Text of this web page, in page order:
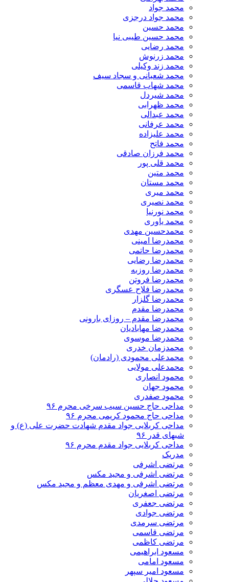
محمد جواد
محمد جواد درجزی
محمد حسین
محمد حسین طیبی نیا
محمد رضایی
محمد زرنوش
محمد زند وکیلی
محمد شعبانی و سجاد سیف
محمد شهاب قاسمی
​محمد شیردل
محمد ظهرابی
محمد عبدالی
محمد عرفانی
محمد علیزاده
محمد فاتح
محمد فرزان صادقی
محمد قلی پور
محمد متین
محمد مستان
محمد میری
محمد نصیری
محمد نورنیا
محمد یاوری
محمدحسین مهدی
محمدرضا امینی
محمدرضا حاتمی
محمدرضا رضایی
محمدرضا روزبه
محمدرضا فروتن
محمدرضا فلاح عسگری
محمدرضا گلزار
محمدرضا مقدم
محمدرضا مقدم – روزای بارونی
محمدرضا مهابادیان
محمدرضا موسوی
محمدزمان خدری
محمدعلی محمودی (رادمان)
محمدعلی مولایی
محمود انصاری
محمود جهان
محمود صفدری
مداحی حاج حسین سیب سرخی محرم ۹۶
مداحی حاج محمود کریمی محرم ۹۶
مداحی کربلایی جواد مقدم شهادت حضرت علی (ع) و
شبهای قدر ۹۶
مداحی کربلایی جواد مقدم محرم ۹۶
مدریک
مرتضی اشرفی
مرتضی اشرفی و مجید مکس
مرتضی اشرفی و مهدی معظم و مجید مکس
مرتضی اصغریان
مرتضی جعفری
مرتضی جوادی
مرتضی سرمدی
مرتضی قاسمی
مرتضی کاظمی
مسعود ابراهیمی
مسعود امامی
مسعود امیر سپهر